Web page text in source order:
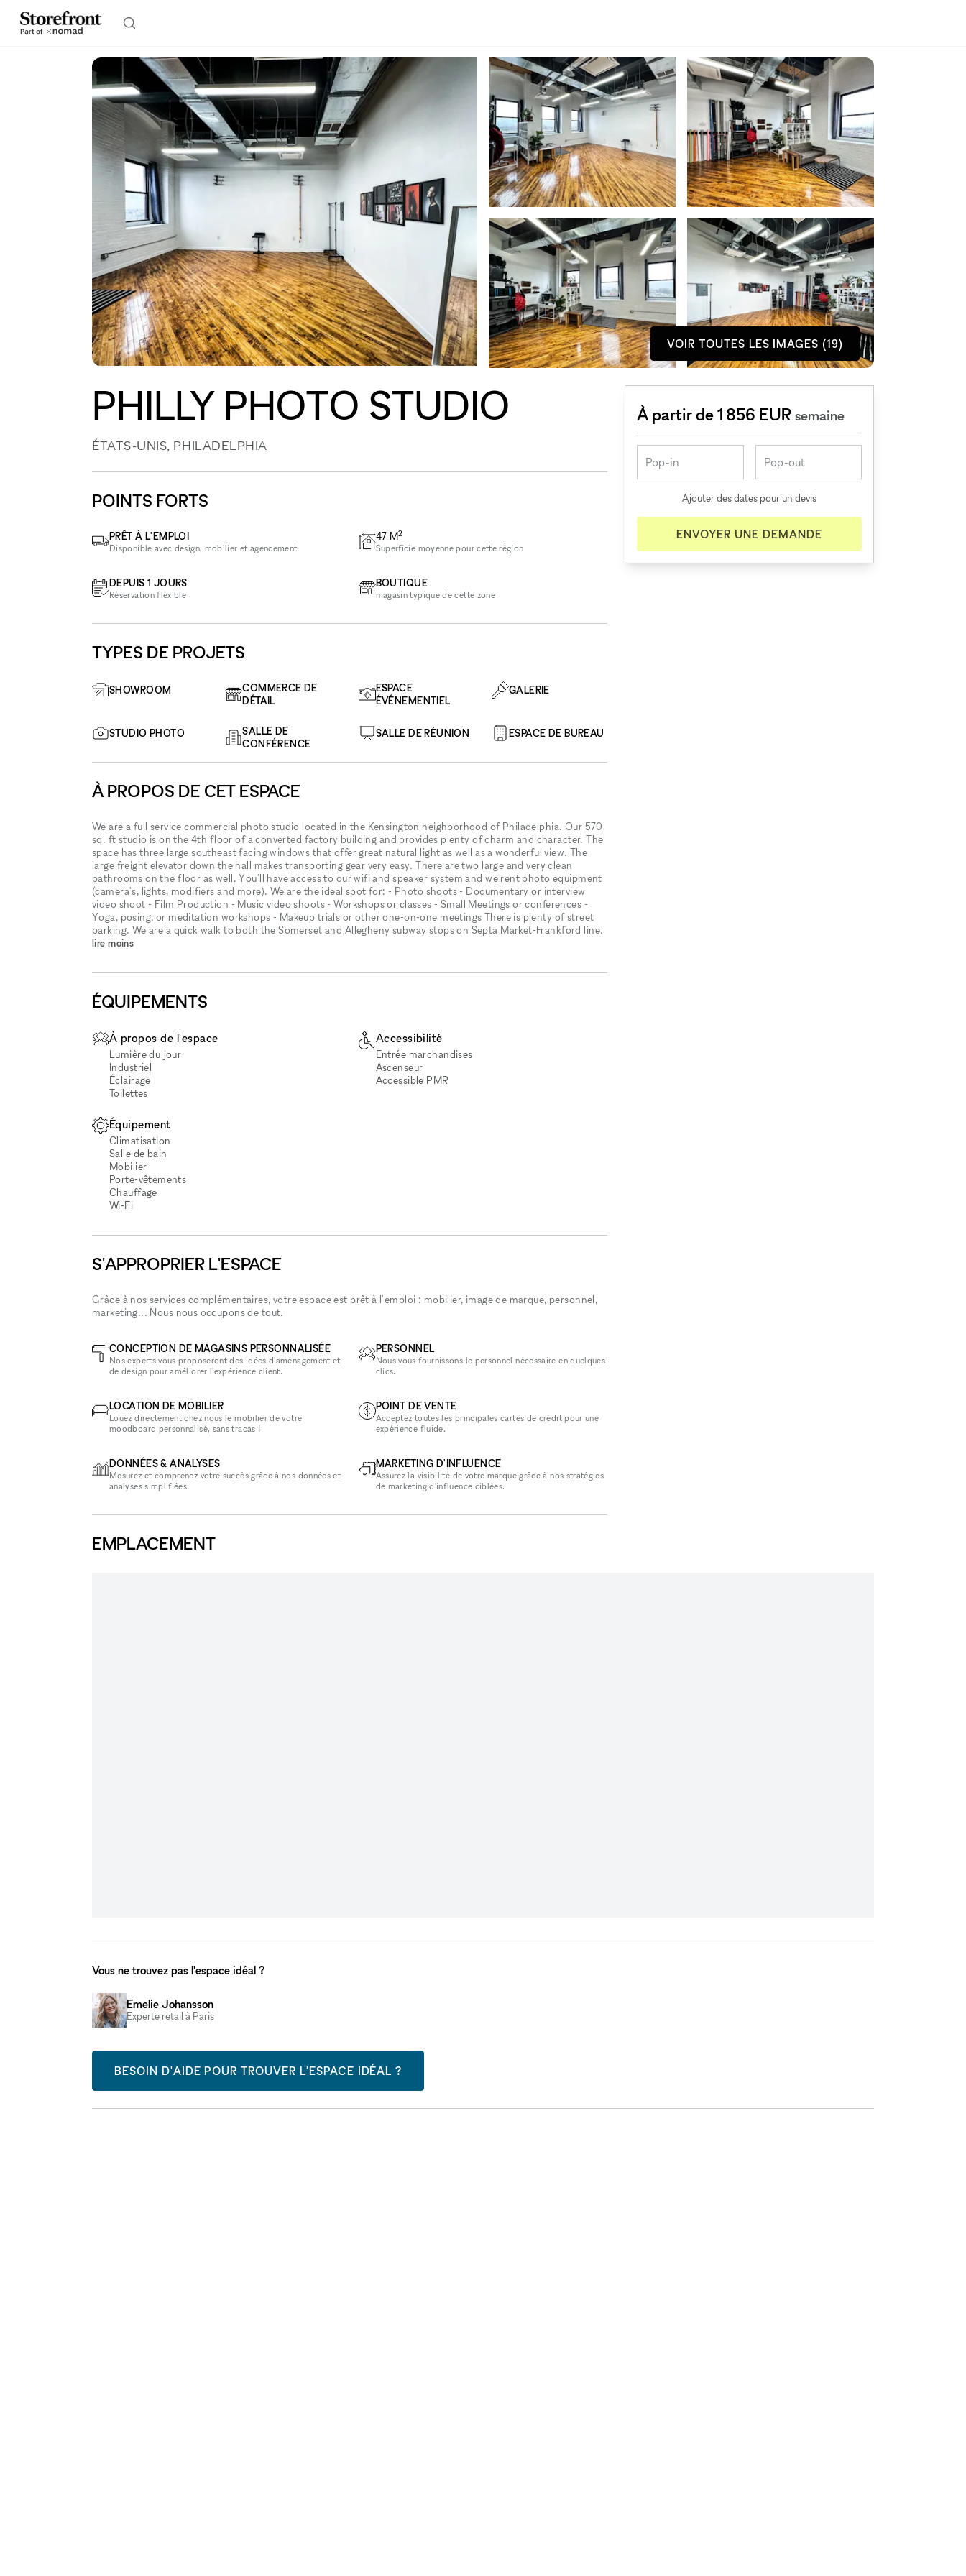
VOIR TOUTES LES IMAGES (19)
PHILLY PHOTO STUDIO
ÉTATS-UNIS, PHILADELPHIA
POINTS FORTS
PRÊT À L'EMPLOI
Disponible avec design, mobilier et agencement
DEPUIS 1 JOURS
Réservation flexible
47 M2
Superficie moyenne pour cette région
BOUTIQUE
magasin typique de cette zone
TYPES DE PROJETS
SHOWROOM
COMMERCE DE
DÉTAIL
ESPACE
ÉVÉNEMENTIEL
GALERIE
STUDIO PHOTO
SALLE DE
CONFÉRENCE
SALLE DE RÉUNION ESPACE DE BUREAU
À PROPOS DE CET ESPACE
We are a full service commercial photo studio located in the Kensington neighborhood of Philadelphia. Our 570
sq. ft studio is on the 4th floor of a converted factory building and provides plenty of charm and character. The
space has three large southeast facing windows that offer great natural light as well as a wonderful view. The
large freight elevator down the hall makes transporting gear very easy. There are two large and very clean
bathrooms on the floor as well. You'll have access to our wifi and speaker system and we rent photo equipment
(camera's, lights, modifiers and more). We are the ideal spot for: - Photo shoots - Documentary or interview
video shoot - Film Production - Music video shoots - Workshops or classes - Small Meetings or conferences -
Yoga, posing, or meditation workshops - Makeup trials or other one-on-one meetings There is plenty of street
parking. We are a quick walk to both the Somerset and Allegheny subway stops on Septa Market-Frankford line.
lire moins
ÉQUIPEMENTS
À propos de l'espace
Lumière du jour
Industriel
Éclairage
Toilettes
Accessibilité
Entrée marchandises
Ascenseur
Accessible PMR
Équipement
Climatisation
Salle de bain
Mobilier
Porte-vêtements
Chauffage
Wi‑Fi
S'APPROPRIER L'ESPACE
Grâce à nos services complémentaires, votre espace est prêt à l'emploi : mobilier, image de marque, personnel,
marketing... Nous nous occupons de tout.
CONCEPTION DE MAGASINS PERSONNALISÉE
Nos experts vous proposeront des idées d'aménagement et
de design pour améliorer l'expérience client.
LOCATION DE MOBILIER
Louez directement chez nous le mobilier de votre
moodboard personnalisé, sans tracas !
DONNÉES & ANALYSES
Mesurez et comprenez votre succès grâce à nos données et
analyses simplifiées.
PERSONNEL
Nous vous fournissons le personnel nécessaire en quelques
clics.
POINT DE VENTE
Acceptez toutes les principales cartes de crédit pour une
expérience fluide.
MARKETING D'INFLUENCE
Assurez la visibilité de votre marque grâce à nos stratégies
de marketing d'influence ciblées.
À partir de 1 856 EURsemaine
Ajouter des dates pour un devis
ENVOYER UNE DEMANDE
EMPLACEMENT
Vous ne trouvez pas l'espace idéal ?
Emelie Johansson
Experte retail à Paris
BESOIN D'AIDE POUR TROUVER L'ESPACE IDÉAL ?